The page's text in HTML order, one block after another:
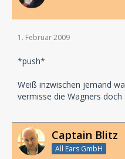
1. Februar 2009
*push*
Weiß inzwischen jemand
vermisse die Wagners doch
Captain Blitz
All Ears GmbH